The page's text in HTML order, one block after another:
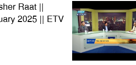
Raat ||
2025 || ETV